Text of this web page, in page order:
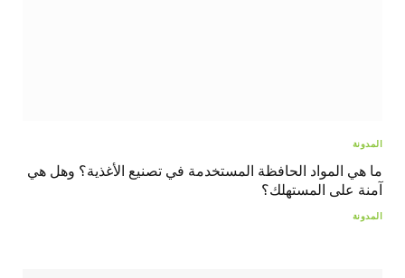
المدونة
ما هي المواد الحافظة المستخدمة في تصنيع الأغذية؟ وهل هي
آمنة على المستهلك؟
المدونة